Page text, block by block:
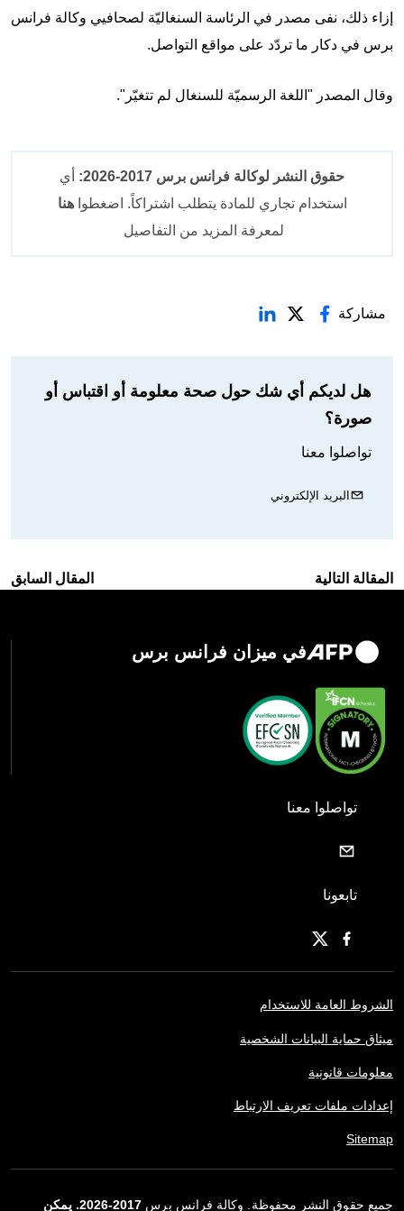
إزاء ذلك، نفى مصدر في الرئاسة السنغاليّة لصحافيي وكالة فرانس
برس في دكار ما تردّد على مواقع التواصل.
وقال المصدر "اللغة الرسميّة للسنغال لم تتغيّر".
حقوق النشر لوكالة فرانس برس 2017-2026:
أي
استخدام تجاري للمادة يتطلب اشتراكاً. اضغطواهنا
لمعرفة المزيد من التفاصيل
مشاركة
هل لديكم أي شك حول صحة معلومة أو اقتباس أو
صورة؟
تواصلوا معنا
البريد الإلكتروني
المقالة التالية المقال السابق
في ميزان فرانس برس
تواصلوا معنا
تابعونا
الشروط العامة للاستخدام
ميثاق حماية البيانات الشخصية
معلومات قانونية
إعدادات ملفات تعريف الارتباط
Sitemap
جميع حقوق النشر محفوظة. وكالة فرانس برس 2017-2026. يمكن